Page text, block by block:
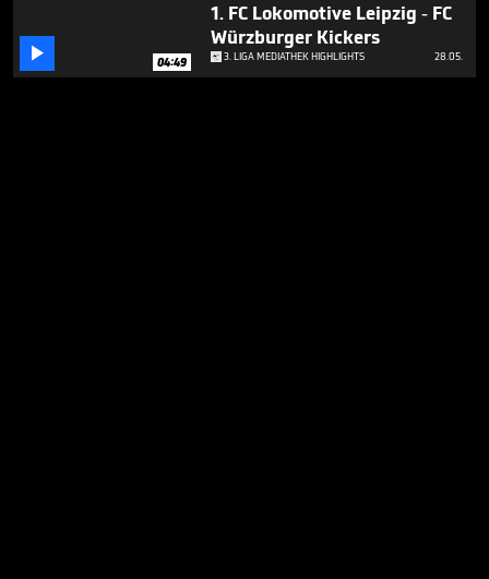
 04:49
1. FC Lokomotive Leipzig - FC
Würzburger Kickers
3. LIGA MEDIATHEK HIGHLIGHTS 28.05.